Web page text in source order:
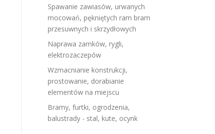
Spawanie zawiasów, urwanych
mocowań, pękniętych ram bram
przesuwnych i skrzydłowych
Naprawa zamków, rygli,
elektrozaczepów
Wzmacnianie konstrukcji,
prostowanie, dorabianie
elementów na miejscu
Bramy, furtki, ogrodzenia,
balustrady - stal, kute, ocynk